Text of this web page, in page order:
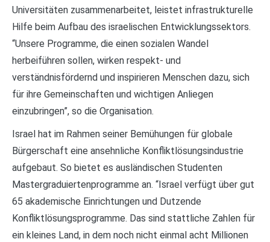
Universitäten zusammenarbeitet, leistet infrastrukturelle
Hilfe beim Aufbau des israelischen Entwicklungssektors.
“Unsere Programme, die einen sozialen Wandel
herbeiführen sollen, wirken respekt- und
verständnisfördernd und inspirieren Menschen dazu, sich
für ihre Gemeinschaften und wichtigen Anliegen
einzubringen”, so die Organisation.
Israel hat im Rahmen seiner Bemühungen für globale
Bürgerschaft eine ansehnliche Konfliktlösungsindustrie
aufgebaut. So bietet es ausländischen Studenten
Mastergraduiertenprogramme an. “Israel verfügt über gut
65 akademische Einrichtungen und Dutzende
Konfliktlösungsprogramme. Das sind stattliche Zahlen für
ein kleines Land, in dem noch nicht einmal acht Millionen